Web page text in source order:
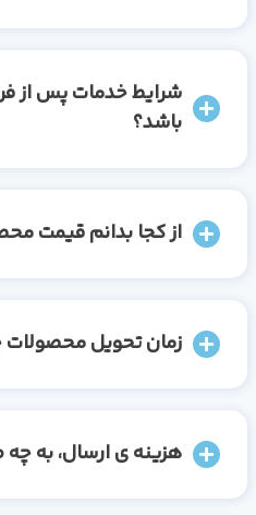
شرایط خدمات پس از
باشد؟
از کجا بدانم قیمت
زمان تحویل محصولات چه
هزینه ی ارسال، به چه